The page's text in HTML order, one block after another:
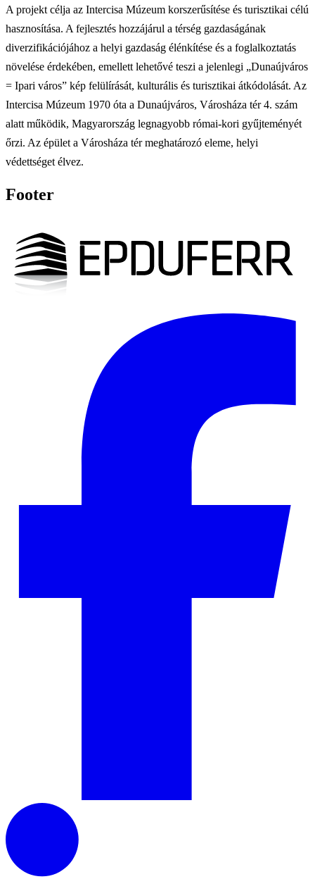
A projekt célja az Intercisa Múzeum korszerűsítése és turisztikai célú
hasznosítása. A fejlesztés hozzájárul a térség gazdaságának
diverzifikációjához a helyi gazdaság élénkítése és a foglalkoztatás
növelése érdekében, emellett lehetővé teszi a jelenlegi „Dunaújváros
= Ipari város” kép felülírását, kulturális és turisztikai átkódolását. Az
Intercisa Múzeum 1970 óta a Dunaújváros, Városháza tér 4. szám
alatt működik, Magyarország legnagyobb római-kori gyűjteményét
őrzi. Az épület a Városháza tér meghatározó eleme, helyi
védettséget élvez.
Footer